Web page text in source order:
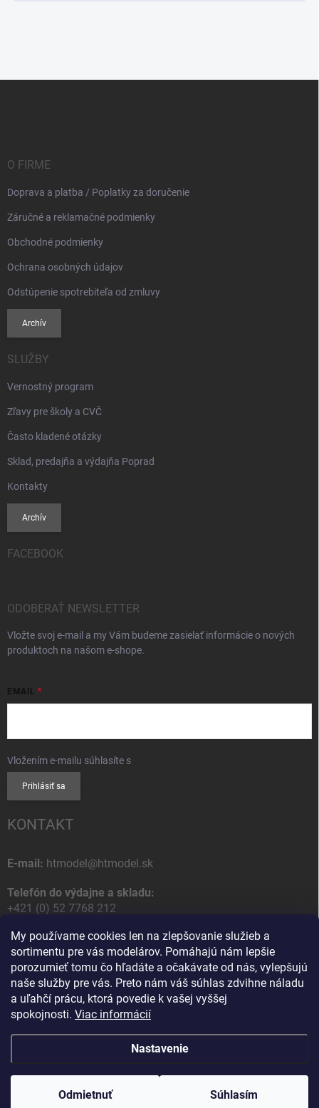
My používame cookies len na zlepšovanie služieb a
sortimentu pre vás modelárov. Pomáhajú nám lepšie
porozumieť tomu čo hľadáte a očakávate od nás, vylepšujú
naše služby pre vás. Preto nám váš súhlas zdvihne náladu
a uľahčí prácu, ktorá povedie k vašej vyššej
spokojnosti. Viac informácií
Nastavenie
Odmietnuť Súhlasím
O FIRME
Doprava a platba / Poplatky za doručenie
Záručné a reklamačné podmienky
Obchodné podmienky
Ochrana osobných údajov
Odstúpenie spotrebiteľa od zmluvy
Archív
SLUŽBY
Vernostný program
Zľavy pre školy a CVČ
Často kladené otázky
Sklad, predajňa a výdajňa Poprad
Kontakty
Archív
FACEBOOK
ODOBERAŤ NEWSLETTER
Vložte svoj e-mail a my Vám budeme zasielať informácie o nových
produktoch na našom e-shope.
EMAIL
Vložením e-mailu súhlasíte s
Prihlásiť sa
KONTAKT
E-mail: htmodel@htmodel.sk
Telefón do výdajne a skladu:
+421 (0) 52 7768 212
Poštová / Odberná adresa:
HT model
Na letisko 49
058 01 Poprad
Slovenská Republika
Copyright 2026HT model. Všetky práva vyhradené.Upraviť nastavenie
Ako vám pomôžem?